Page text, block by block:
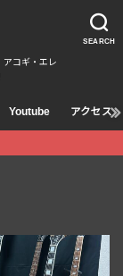
SEARCH
アコギ・エレ
Youtube アクセス